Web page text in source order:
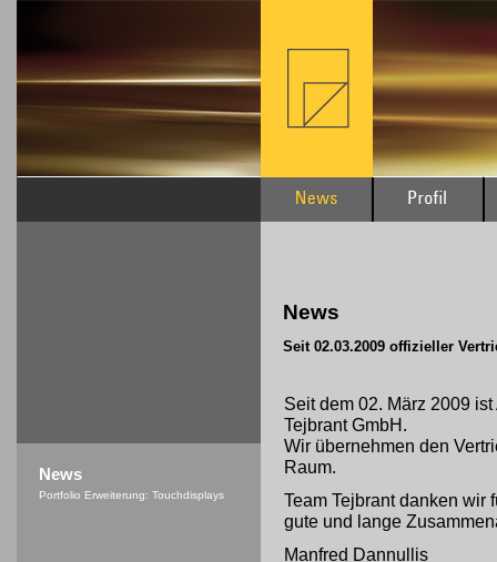
News
Seit 02.03.2009 offizieller
Seit dem 02. März 2009
Tejbrant GmbH.
Wir übernehmen den
Raum.
Team Tejbrant danken wir
gute und lange
Manfred Dannullis
News
Portfolio Erweiterung: Touchdisplays